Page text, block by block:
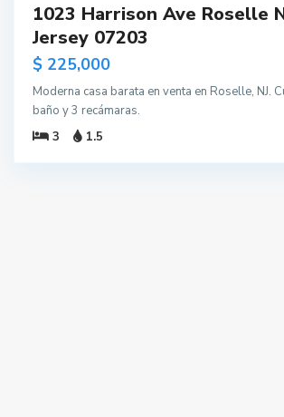
1023 Harrison Ave Roselle
Jersey 07203
$ 225,000
Moderna casa barata en venta en Roselle, NJ.
baño y 3 recámaras.
3
1.5